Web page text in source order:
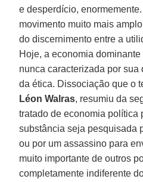
e desperdício,
movimento muito mais
do discernimento entre a
Hoje, a economia
nunca caracterizada por
da ética. Dissociação que o
Léon Walras, resumiu da
tratado de economia política
substância seja pesquisada
ou por um assassino para
muito importante de outros
completamente indiferente